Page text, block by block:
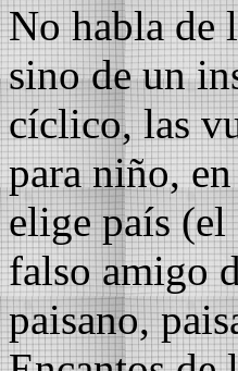
No habla de
sino de un
cíclico, las
para niño,
elige país
falso amigo
paisano,